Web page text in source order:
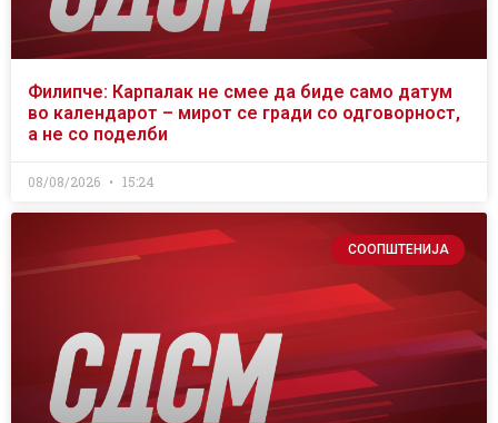
Филипче: Карпалак не смее да биде само датум
во календарот – мирот се гради со одговорност,
а не со поделби
08/08/2026 15:24
СООПШТЕНИЈА